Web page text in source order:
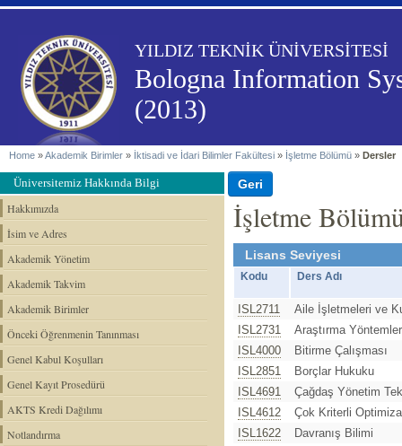
YILDIZ TEKNİK ÜNİVERSİTESİ
Bologna Information
(2013)
Home »Akademik Birimler » İktisadi ve İdari Bilimler Fakültesi » İşletme Bölümü » Dersler
Üniversitemiz Hakkında Bilgi
Hakkımızda
İsim ve Adres
Akademik Yönetim
Akademik Takvim
Akademik Birimler
Önceki Öğrenmenin Tanınması
Genel Kabul Koşulları
Genel Kayıt Prosedürü
AKTS Kredi Dağılımı
Notlandırma
İşletme
Lisans Seviyesi
Kodu Ders Adı
ISL2711
Aile İşletmeleri ve
ISL2731
Araştırma
ISL4000
Bitirme Çalışması
ISL2851
Borçlar Hukuku
ISL4691
Çağdaş Yönetim
ISL4612
Çok Kriterli
ISL1622
Davranış Bilimi